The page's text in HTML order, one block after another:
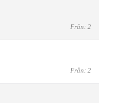
Från: 2
Från: 2